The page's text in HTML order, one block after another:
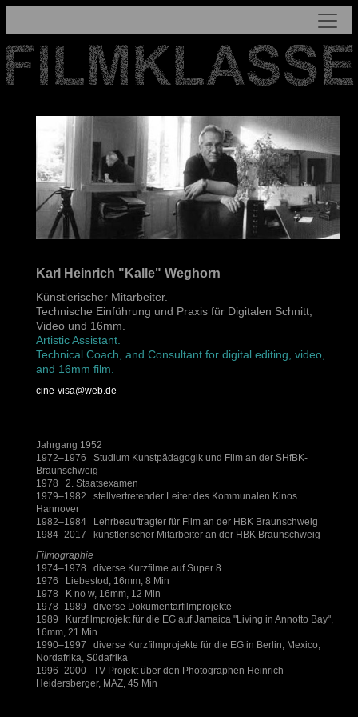
Karl Heinrich "Kalle" Weghorn
Künstlerischer Mitarbeiter.
Technische Einführung und Praxis für Digitalen Schnitt,
Video und 16mm.
Artistic Assistant.
Technical Coach, and Consultant for digital editing, video,
and 16mm film.
cine-visa@web.de
Jahrgang 1952
1972–1976 Studium Kunstpädagogik und Film an der SHfBK-
Braunschweig
1978 2. Staatsexamen
1979–1982 stellvertretender Leiter des Kommunalen Kinos
Hannover
1982–1984 Lehrbeauftragter für Film an der HBK Braunschweig
1984–2017 künstlerischer Mitarbeiter an der HBK Braunschweig
Filmographie
1974–1978 diverse Kurzfilme auf Super 8
1976 Liebestod, 16mm, 8 Min
1978 K no w, 16mm, 12 Min
1978–1989 diverse Dokumentarfilmprojekte
1989 Kurzfilmprojekt für die EG auf Jamaica "Living in Annotto Bay",
16mm, 21 Min
1990–1997 diverse Kurzfilmprojekte für die EG in Berlin, Mexico,
Nordafrika, Südafrika
1996–2000 TV-Projekt über den Photographen Heinrich
Heidersberger, MAZ, 45 Min